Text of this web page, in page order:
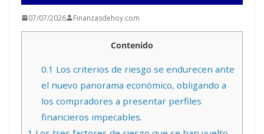
07/07/2026 Finanzasdehoy.com
Contenido
0.1 Los criterios de riesgo se endurecen ante
el nuevo panorama económico, obligando a
los compradores a presentar perfiles
financieros impecables.